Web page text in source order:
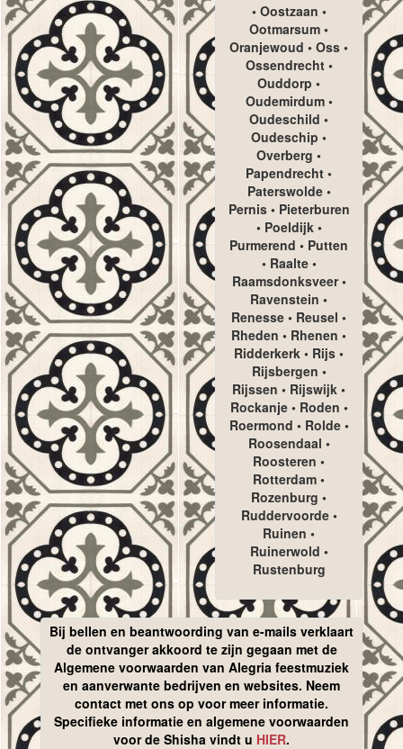
• Oostzaan •
Ootmarsum •
Oranjewoud • Oss •
Ossendrecht •
Ouddorp •
Oudemirdum •
Oudeschild •
Oudeschip •
Overberg •
Papendrecht •
Paterswolde •
Pernis • Pieterburen
• Poeldijk •
Purmerend • Putten
• Raalte •
Raamsdonksveer •
Ravenstein •
Renesse • Reusel •
Rheden • Rhenen •
Ridderkerk • Rijs •
Rijsbergen •
Rijssen • Rijswijk •
Rockanje • Roden •
Roermond • Rolde •
Roosendaal •
Roosteren •
Rotterdam •
Rozenburg •
Ruddervoorde •
Ruinen •
Ruinerwold •
Rustenburg
Bij bellen en beantwoording van e-mails verklaart
de ontvanger akkoord te zijn gegaan met de
Algemene voorwaarden van Alegria feestmuziek
en aanverwante bedrijven en websites. Neem
contact met ons op voor meer informatie.
Specifieke informatie en algemene voorwaarden
voor de Shisha vindt u HIER.